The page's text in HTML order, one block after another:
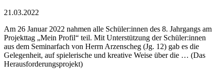
21.03.2022
Am 26 Januar 2022 nahmen alle Schüler:innen des 8. Jahrgangs am
Projekttag „Mein Profil“ teil. Mit Unterstützung der Schüler:innen
aus dem Seminarfach von Herrn Arzenscheg (Jg. 12) gab es die
Gelegenheit, auf spielerische und kreative Weise über die … (Das
Herausforderungsprojekt)